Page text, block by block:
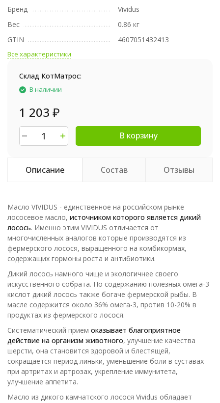
Бренд
Vividus
Вес
0.86 кг
GTIN
4607051432413
Все характеристики
Склад КотМатрос:
В наличии
1 203 ₽
В корзину
Описание Состав Отзывы
Масло VIVIDUS - единственное на российском рынке
лососевое масло, источником которого является дикий
лосось. Именно этим VIVIDUS отличается от
многочисленных аналогов которые производятся из
фермерского лосося, выращенного на комбикормах,
содержащих гормоны роста и антибиотики.
Дикий лосось намного чище и экологичнее своего
искусственного собрата. По содержанию полезных омега-3
кислот дикий лосось также богаче фермерской рыбы. В
масле содержится около 36% омега-3, против 10-20% в
продуктах из фермерского лосося.
Систематический прием оказывает благоприятное
действие на организм животного, улучшение качества
шерсти, она становится здоровой и блестящей,
сокращается период линьки, уменьшение боли в суставах
при артритах и артрозах, укрепление иммунитета,
улучшение аппетита.
Масло из дикого камчатского лосося Vividus обладает